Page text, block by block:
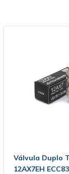
Válvula Duplo
12AX7EH